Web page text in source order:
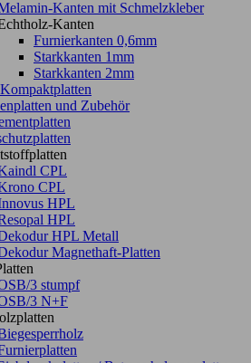
Kanten mit Schmelzkleber
Kanten
Furnierkanten 0,6mm
Starkkanten 1mm
Starkkanten 2mm
und Zubehör
CPL
CPL
HPL
HPL
HPL Metall
Magnethaft-Platten
3 stumpf
3 N+F